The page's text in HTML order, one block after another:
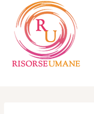
Salta
contenuto